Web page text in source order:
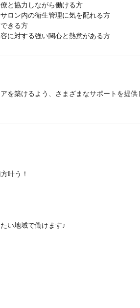
と協力しながら働ける方
ロン内の衛生管理に気を配れる方
きる方
に対する強い関心と熱意がある方
を築けるよう、さまざまなサポートを提
叶う！
い地域で働けます♪